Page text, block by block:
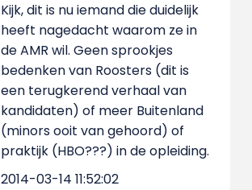
Kijk, dit is nu iemand die duidelijk
heeft nagedacht waarom ze in
de AMR wil. Geen sprookjes
bedenken van Roosters (dit is
een terugkerend verhaal van
kandidaten) of meer Buitenland
(minors ooit van gehoord) of
praktijk (HBO???) in de opleiding.
2014-03-14 11:52:02